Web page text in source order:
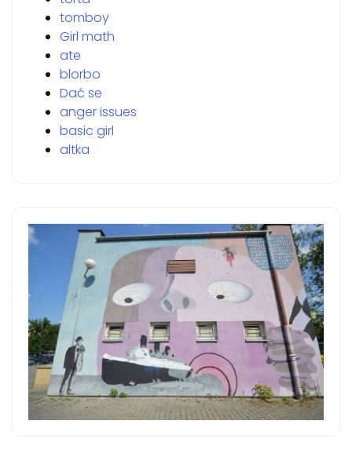
tomboy
Girl math
ate
blorbo
Dać se
anger issues
basic girl
altka